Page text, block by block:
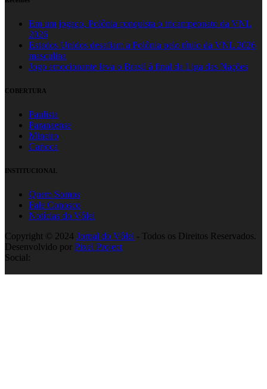
Em um jogaço, Polônia conquista o tricampeonato da VNL
2026
Estados Unidos desafiam a Polônia pelo título da VNL 2026
masculina
Jogo emocionante leva o Brasil à final da Liga das Nações
COBERTURA
Paulista
Paranaense
Mineiro
Carioca
INSTITUCIONAL
Quem Somos
Fale Conosco
Notícias do Vôlei
Copyright © 2024 Jornal do Vôlei - Todos os Direitos Reservados.
Desenvolvido por Pixel Project
Social: